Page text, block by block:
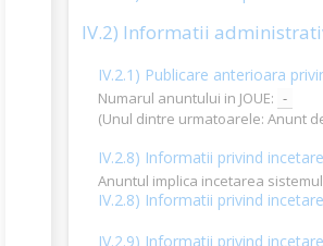
IV.2) Informatii
IV.2.1) Publicare anterioara
Numarul anuntului in JOUE: -
(Unul dintre urmatoarele: Anunt
IV.2.8) Informatii privind
Anuntul implica incetarea
IV.2.8) Informatii privind
IV.2.9) Informatii privind